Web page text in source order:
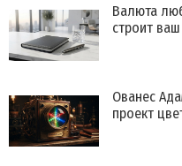
Валюта
строит
Ованес
проект